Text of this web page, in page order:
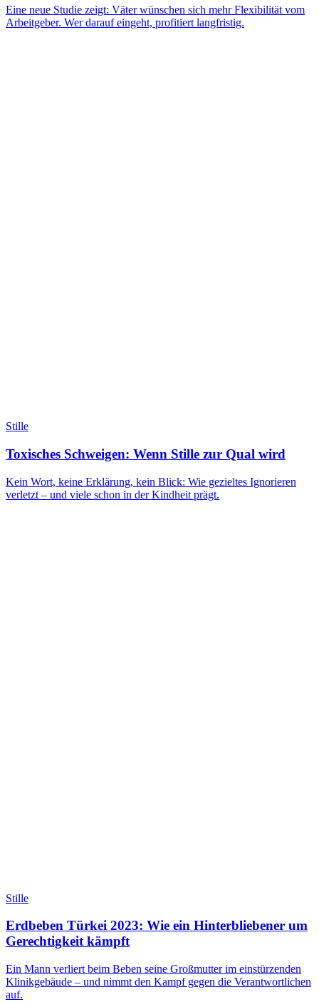
Eine neue Studie zeigt: Väter wünschen sich mehr Flexibilität vom
Arbeitgeber. Wer darauf eingeht, profitiert langfristig.
Stille
Toxisches Schweigen: Wenn Stille zur Qual wird
Kein Wort, keine Erklärung, kein Blick: Wie gezieltes Ignorieren
verletzt – und viele schon in der Kindheit prägt.
Stille
Erdbeben Türkei 2023: Wie ein Hinterbliebener um
Gerechtigkeit kämpft
Ein Mann verliert beim Beben seine Großmutter im einstürzenden
Klinikgebäude – und nimmt den Kampf gegen die Verantwortlichen
auf.